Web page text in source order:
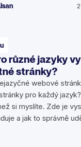
různé jazyky
stránky?
webové
pro každý
si myslíte. Zde je
a jak to správně